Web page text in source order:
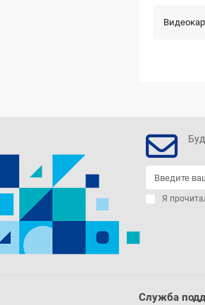
Я
Служба